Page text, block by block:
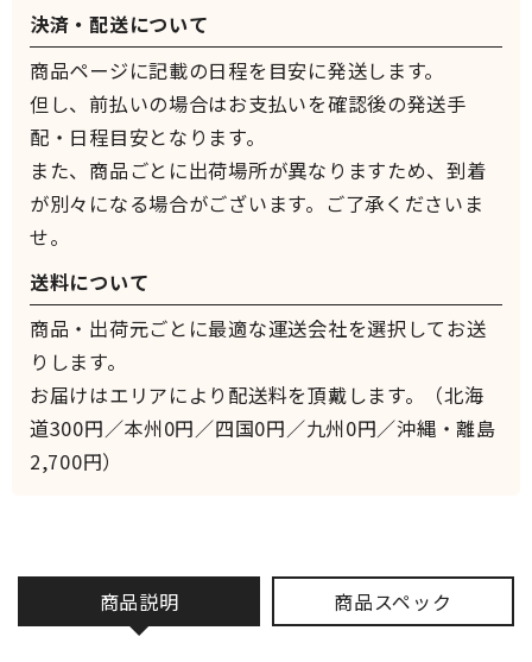
商品説明 商品スペック
決済・配送について
商品ページに記載の日程を目安に発送します。
但し、前払いの場合はお支払いを確認後の発送手
配・日程目安となります。
また、商品ごとに出荷場所が異なりますため、到着
が別々になる場合がございます。ご了承くださいま
せ。
送料について
商品・出荷元ごとに最適な運送会社を選択してお送
りします。
お届けはエリアにより配送料を頂戴します。（北海
道300円／本州0円／四国0円／九州0円／沖縄・離島
2,700円）